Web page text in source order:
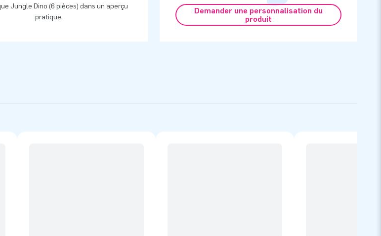
Jungle Dino (6 pièces) dans un aperçu
pratique.
Demander une personnalisation du
produit